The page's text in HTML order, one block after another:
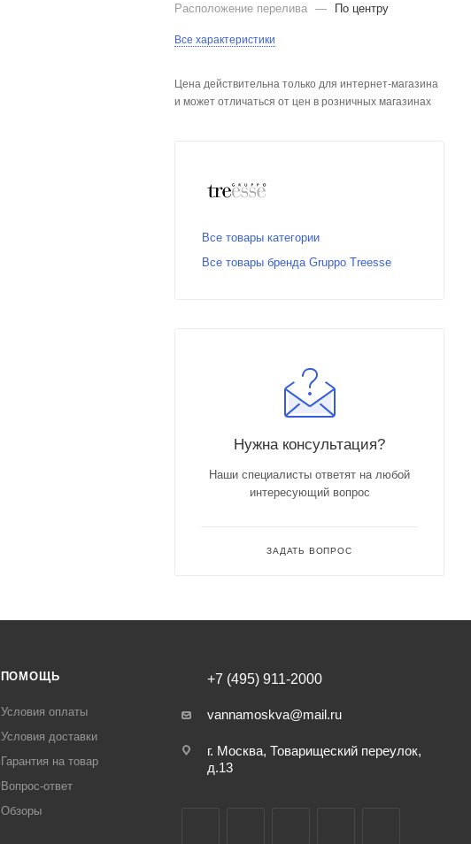
Расположение перелива — По центру
Все характеристики
Цена действительна только для интернет-магазина
и может отличаться от цен в розничных магазинах
Все товары категории
Все товары бренда Gruppo Treesse
Нужна консультация?
Наши специалисты ответят на любой
интересующий вопрос
ЗАДАТЬ ВОПРОС
ПОМОЩЬ
Условия оплаты
Условия доставки
Гарантия на товар
Вопрос-ответ
Обзоры
+7 (495) 911-2000
vannamoskva@mail.ru
г. Москва, Товарищеский переулок,
д.13